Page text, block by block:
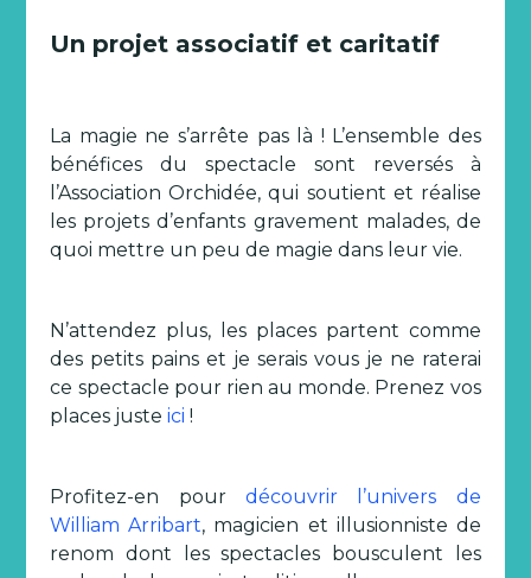
Un projet associatif et caritatif
La magie ne s’arrête pas là ! L’ensemble des
bénéfices du spectacle sont reversés à
l’Association Orchidée, qui soutient et réalise
les projets d’enfants gravement malades, de
quoi mettre un peu de magie dans leur vie.
N’attendez plus, les places partent comme
des petits pains et je serais vous je ne raterai
ce spectacle pour rien au monde. Prenez vos
places justeici!
Profitez-en pour découvrir l’univers de
William Arribart, magicien et illusionniste de
renom dont les spectacles bousculent les